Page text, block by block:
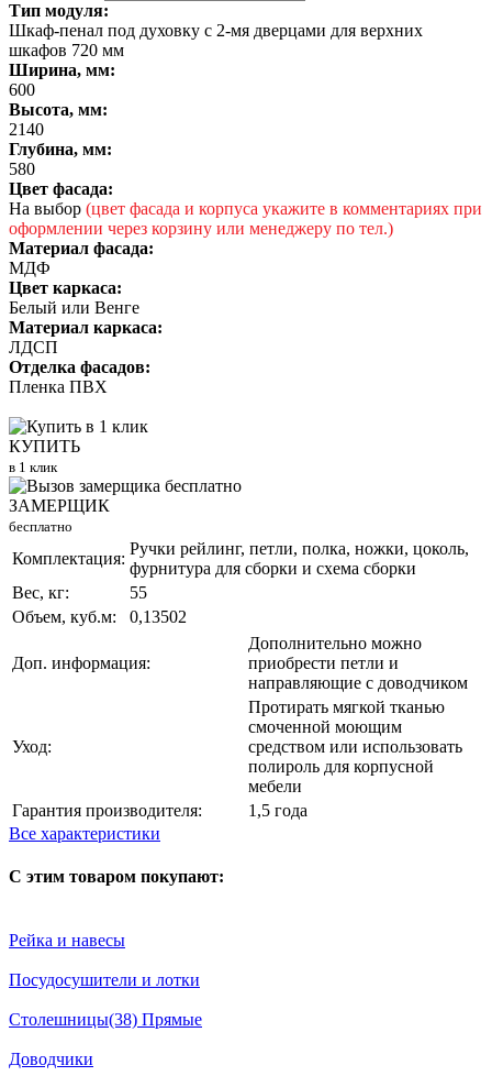
Тип модуля:
Шкаф-пенал под духовку с 2-мя дверцами для верхних
шкафов 720 мм
Ширина, мм:
600
Высота, мм:
2140
Глубина, мм:
580
Цвет фасада:
На выбор (цвет фасада и корпуса укажите в комментариях при
оформлении через корзину или менеджеру по тел.)
Материал фасада:
МДФ
Цвет каркаса:
Белый или Венге
Материал каркаса:
ЛДСП
Отделка фасадов:
Пленка ПВХ
КУПИТЬ
в 1 клик
ЗАМЕРЩИК
бесплатно
Комплектация:
Ручки рейлинг, петли, полка, ножки, цоколь,
фурнитура для сборки и схема сборки
Вес, кг:
55
Объем, куб.м:
0,13502
Доп. информация:
Дополнительно можно
приобрести петли и
направляющие с доводчиком
Уход:
Протирать мягкой тканью
смоченной моющим
средством или использовать
полироль для корпусной
мебели
Гарантия производителя:
1,5 года
Все характеристики
С этим товаром покупают:
Рейка и навесы
Посудосушители и лотки
Столешницы(38) Прямые
Доводчики